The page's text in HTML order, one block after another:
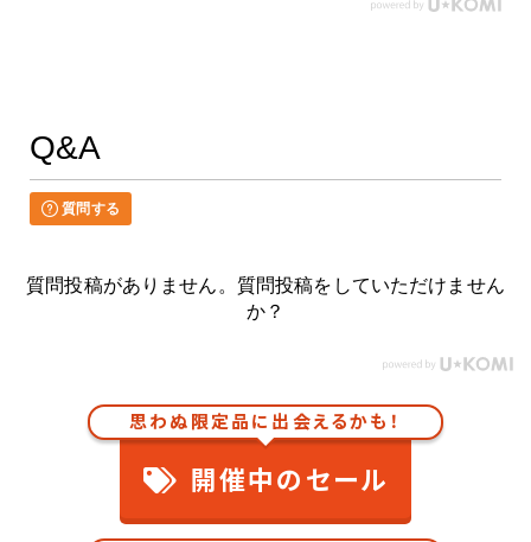
Q&A
質問する
質問投稿がありません。質問投稿をしていただけません
か？
思わぬ限定品に出会えるかも！
開催中のセール